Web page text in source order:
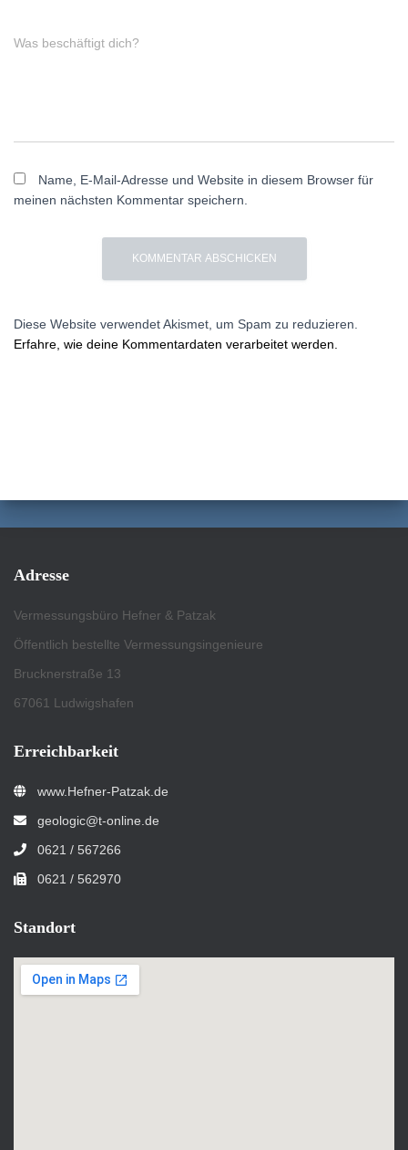
Was beschäftigt dich?
Name, E-Mail-Adresse und Website in diesem Browser für
meinen nächsten Kommentar speichern.
Diese Website verwendet Akismet, um Spam zu reduzieren.
Erfahre, wie deine Kommentardaten verarbeitet werden.
Adresse
Vermessungsbüro Hefner & Patzak
Öffentlich bestellte Vermessungsingenieure
Brucknerstraße 13
67061 Ludwigshafen
Erreichbarkeit
www.Hefner-Patzak.de
geologic@t-online.de
0621 / 567266
0621 / 562970
Standort